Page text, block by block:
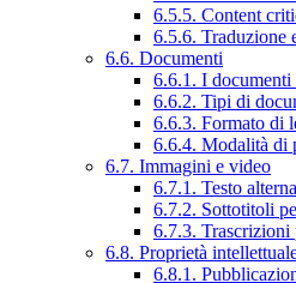
6.5.5. Content
6.5.6. Traduzione
6.6. Documenti
6.6.1. I
6.6.2. Tipi di
6.6.3. Formato di
6.6.4. Modalità di
6.7. Immagini e video
6.7.1. Testo
6.7.2. Sottotitoli
6.7.3. Trascrizioni
6.8. Proprietà
6.8.1.